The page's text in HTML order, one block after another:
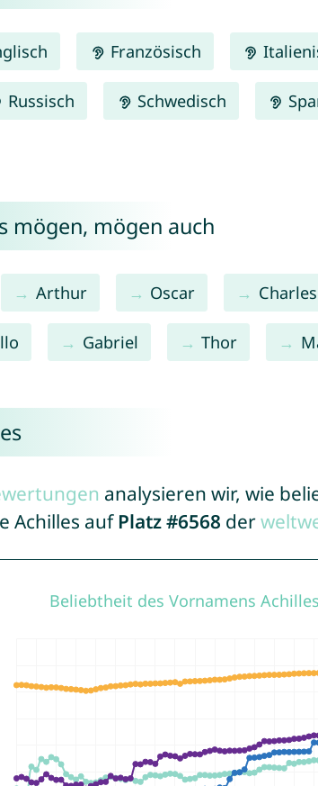
Französisch
Russisch Schwedisch
mögen, mögen auch
Arthur Oscar Charles
Gabriel Thor
analysieren wir, wie
Achilles auf Platz #6568 der